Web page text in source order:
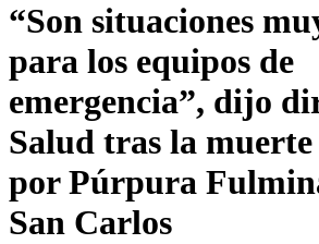
“Son situaciones
para los equipos de
emergencia”, dijo
Salud tras la
por Púrpura
San Carlos